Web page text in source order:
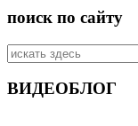
поиск по сайту
Искать:
ВИДЕОБЛОГ